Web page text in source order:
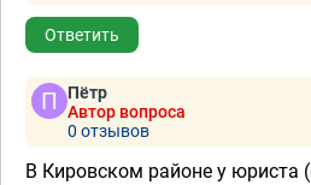
Ответить
Пётр
Автор вопроса
0 отзывов
В Кировском районе у юриста (